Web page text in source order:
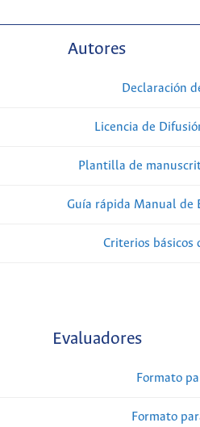
Autores
Declaración
Licencia de
Plantilla de
Guía rápida Manual de
Criterios básicos
Evaluadores
Formato
Formato